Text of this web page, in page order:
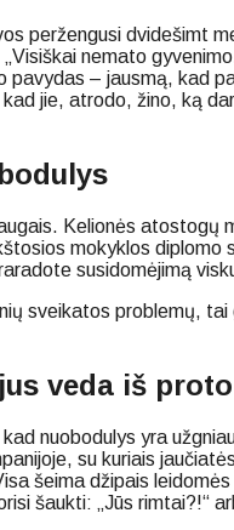
peržengusi dvidešimt
nemato
pavydas – jausmą, kad
jie, atrodo, žino, ką
Kelionės atostogų
mokyklos
susidomėjimą
sveikatos problemų,
veda iš
nuobodulys yra
su kuriais
šeima džipais
šaukti: „Jūs rimtai?!“